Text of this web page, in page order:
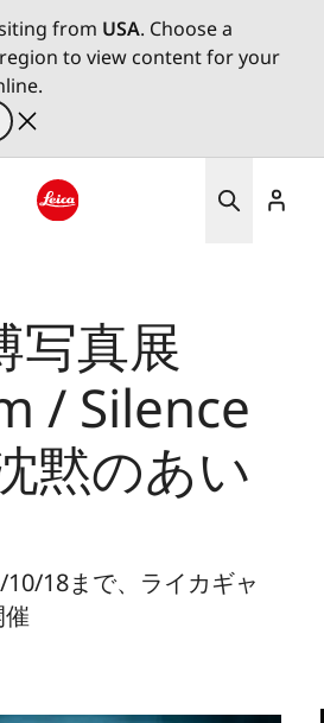
from USA. Choose a
to view content for your
写真展
/ Silence
黙のあい
18まで、ライカギャ